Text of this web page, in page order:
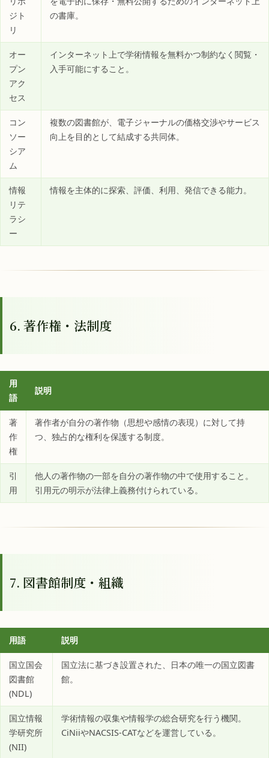
ジト
リ
の書庫。
オー
プン
アク
セス
インターネット上で学術情報を無料かつ制約なく閲覧・
入手可能にすること。
コン
ソー
シア
ム
複数の図書館が、電子ジャーナルの価格交渉やサービス
向上を目的として結成する共同体。
情報
リテ
ラシ
ー
情報を主体的に探索、評価、利用、発信できる能力。
6. 著作権・法制度
用
語
説明
著
作
権
著作者が自分の著作物（思想や感情の表現）に対して持
つ、独占的な権利を保護する制度。
引
用
他人の著作物の一部を自分の著作物の中で使用すること。
引用元の明示が法律上義務付けられている。
7. 図書館制度・組織
用語 説明
国立国会
図書館
(NDL)
国立法に基づき設置された、日本の唯一の国立図書
館。
国立情報
学研究所
(NII)
学術情報の収集や情報学の総合研究を行う機関。
CiNiiやNACSIS-CATなどを運営している。